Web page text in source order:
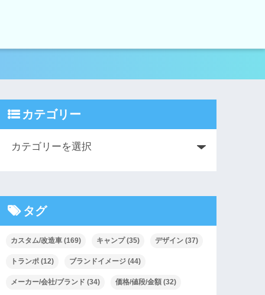
カテゴリー
タグ
カスタム/改造車 (169) キャンプ(35) デザイン (37)
トランポ (12) ブランドイメージ (44)
メーカー/会社/ブランド (34) 価格/値段/金額 (32)